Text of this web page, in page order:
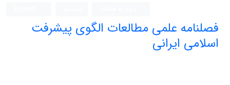
فصلنامه علمی مطالعات الگوی پیشرفت
اسلامی ایرانی